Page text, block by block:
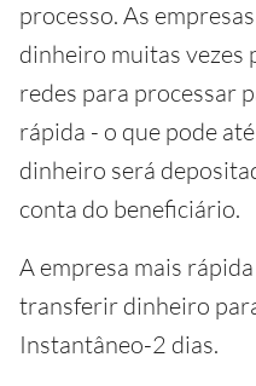
processo. As
dinheiro muitas vezes
redes para processar
rápida - o que pode
dinheiro será
conta do beneficiário.
A empresa mais
transferir dinheiro
Instantâneo-2 dias.